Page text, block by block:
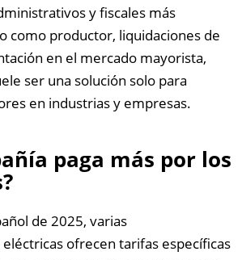
y fiscales más
como productor, liquidaciones de
en el mercado mayorista,
ser una solución solo para
en industrias y empresas.
paga más por los
de 2025, varias
ofrecen tarifas específicas